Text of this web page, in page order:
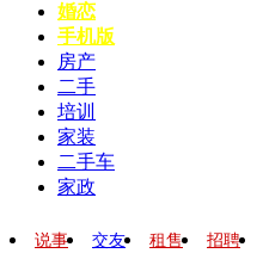
婚恋
手机版
房产
二手
培训
家装
二手车
家政
说事 交友 租售 招聘